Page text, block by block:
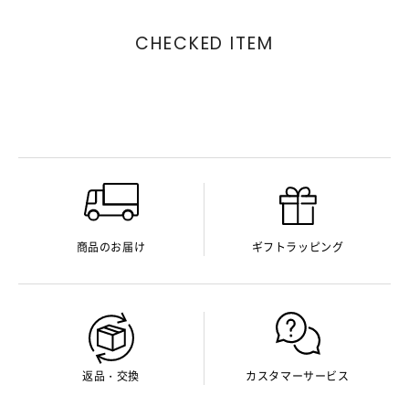
CHECKED ITEM
商品のお届け ギフトラッピング
返品・交換 カスタマーサービス